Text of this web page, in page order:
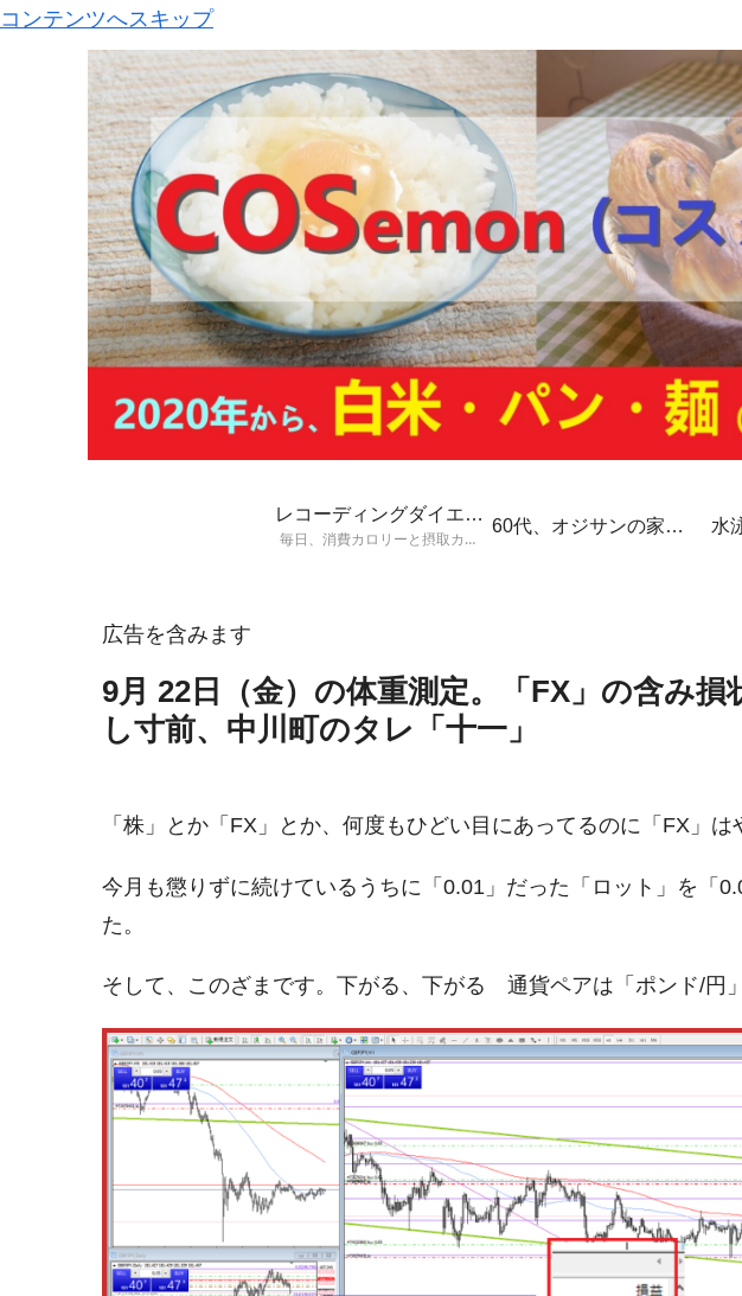
コンテンツへスキップ
レコーディングダイエッ
ト
毎日、消費カロリーと摂取カロ
60代、オジサンの家計 水
広告を含みます
9月 22日（金）の体重測定。「FX」の含み
し寸前、中川町のタレ「十一」
「株」とか「FX」とか、何度もひどい目にあってるのに「FX」は
今月も懲りずに続けているうちに「0.01」だった「ロット」を「
た。
そして、このざまです。下がる、下がる 通貨ペアは「ポンド/円」